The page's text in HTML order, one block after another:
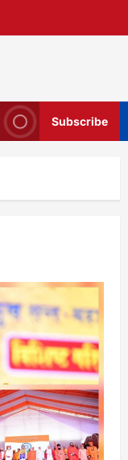
Subscribe